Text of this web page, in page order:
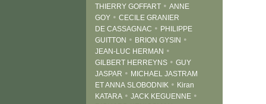
THIERRY GOFFART • ANNE
GOY • CECILE GRANIER
DE CASSAGNAC • PHILIPPE
GUITTON • BRION GYSIN •
JEAN-LUC HERMAN •
GILBERT HERREYNS • GUY
JASPAR • MICHAEL JASTRAM
ET ANNA SLOBODNIK • Kiran
KATARA • JACK KEGUENNE •